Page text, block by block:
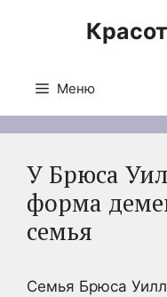
Меню
У Брюса
форма
семья
Семья Брюса